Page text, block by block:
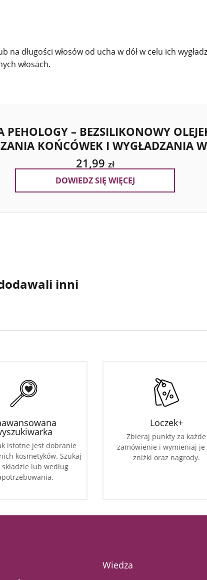
długości włosów od ucha w dół w celu ich
włosach.
PEHOLOGY – BEZSILIKONOWY
KOŃCÓWEK I WYGŁADZANIA
21,99 zł
DOWIEDZ SIĘ WIĘCEJ
inni
istotne jest dobranie
kosmetyków. Szukaj
lub według
Loczek+
Zbieraj punkty za każde
zamówienie i wymieniaj je
zniżki oraz nagrody.
Wiedza